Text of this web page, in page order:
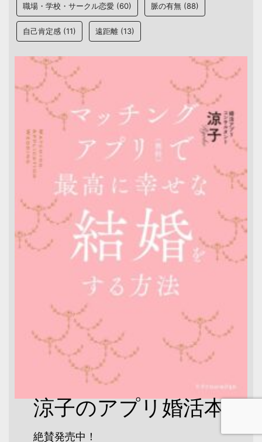
職場・学校・サークル恋愛 (60) 脈の有無 (88)
自己肯定感 (11) 遠距離 (13)
涼子のアプリ婚活本
絶賛発売中！